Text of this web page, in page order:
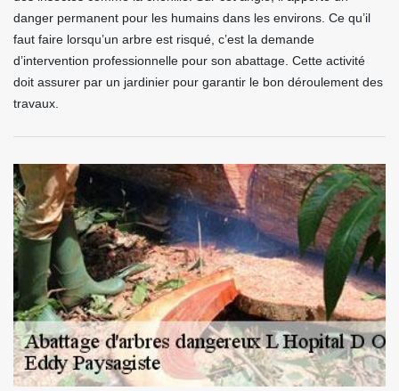
danger permanent pour les humains dans les environs. Ce qu’il
faut faire lorsqu’un arbre est risqué, c’est la demande
d’intervention professionnelle pour son abattage. Cette activité
doit assurer par un jardinier pour garantir le bon déroulement des
travaux.